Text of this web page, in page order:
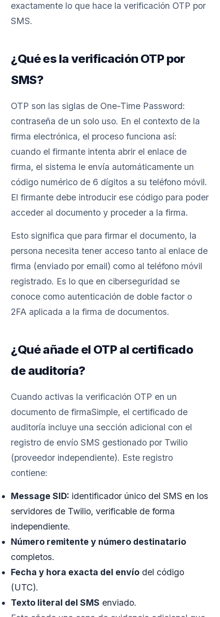
exactamente lo que hace la verificación OTP por
SMS.
¿Qué es la verificación OTP por
SMS?
OTP son las siglas de One-Time Password:
contraseña de un solo uso. En el contexto de la
firma electrónica, el proceso funciona así:
cuando el firmante intenta abrir el enlace de
firma, el sistema le envía automáticamente un
código numérico de 6 dígitos a su teléfono móvil.
El firmante debe introducir ese código para poder
acceder al documento y proceder a la firma.
Esto significa que para firmar el documento, la
persona necesita tener acceso tanto al enlace de
firma (enviado por email) como al teléfono móvil
registrado. Es lo que en ciberseguridad se
conoce como autenticación de doble factor o
2FA aplicada a la firma de documentos.
¿Qué añade el OTP al certificado
de auditoría?
Cuando activas la verificación OTP en un
documento de firmaSimple, el certificado de
auditoría incluye una sección adicional con el
registro de envío SMS gestionado por Twilio
(proveedor independiente). Este registro
contiene:
Message SID: identificador único del SMS en los
servidores de Twilio, verificable de forma
independiente.
Número remitente y número destinatario
completos.
Fecha y hora exacta del envío del código
(UTC).
Texto literal del SMS enviado.